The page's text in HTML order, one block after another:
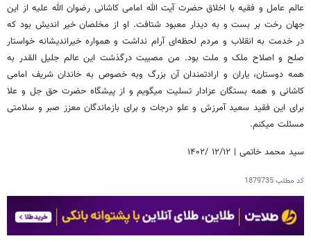
عالم عامل و فقیه با اخلاق حضرت آیت الله امامی کاشانی رضوان الله علیه از این
جهان رخت بر بست و به دیدار معبود شتافت. او از مخلصان خیر اندیش بود که
در خدمت به انقلاب و مردم لحظه‌ای آرام نداشت و همواره خیراندیشانه خواستار
صلح و اصلاح ملک و ملت بود. من مصیبت درگذشت این عالم جلیل القدر به
همه دوستان، یاران و ارادتمندان آن بزرگ وبه خصوص به خاندان شریف امامی
کاشانی و همه بستگان عزادار تسلیت میگویم و از پیشگاه حضرت حق جل و علا
برای این فقید سعید آمرزش و علو درجات و برای بازماندگان معزز صبر و سلامتی
مسئلت میکنم.
سید محمد خاتمی | ۱۲/۱۲ /۱۴۰۲
کد مطلب1879735